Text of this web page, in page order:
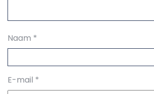
Naam *
E-mail *